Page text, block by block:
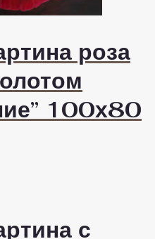
роза
100х80
с